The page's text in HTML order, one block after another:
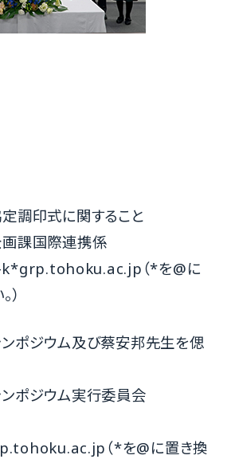
調印式に関すること
課国際連携係
（*を@に
）
ポジウム及び蔡安邦先生を偲
ポジウム実行委員会
（*を@に置き換